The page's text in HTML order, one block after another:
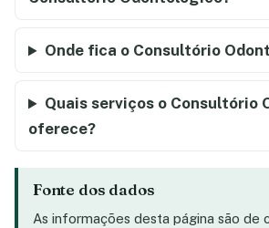
Onde fica o Consultório
Quais serviços o Consultório
oferece?
Fonte dos dados
As informações desta página são de